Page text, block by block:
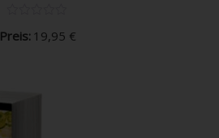
Preis: 19,95 €